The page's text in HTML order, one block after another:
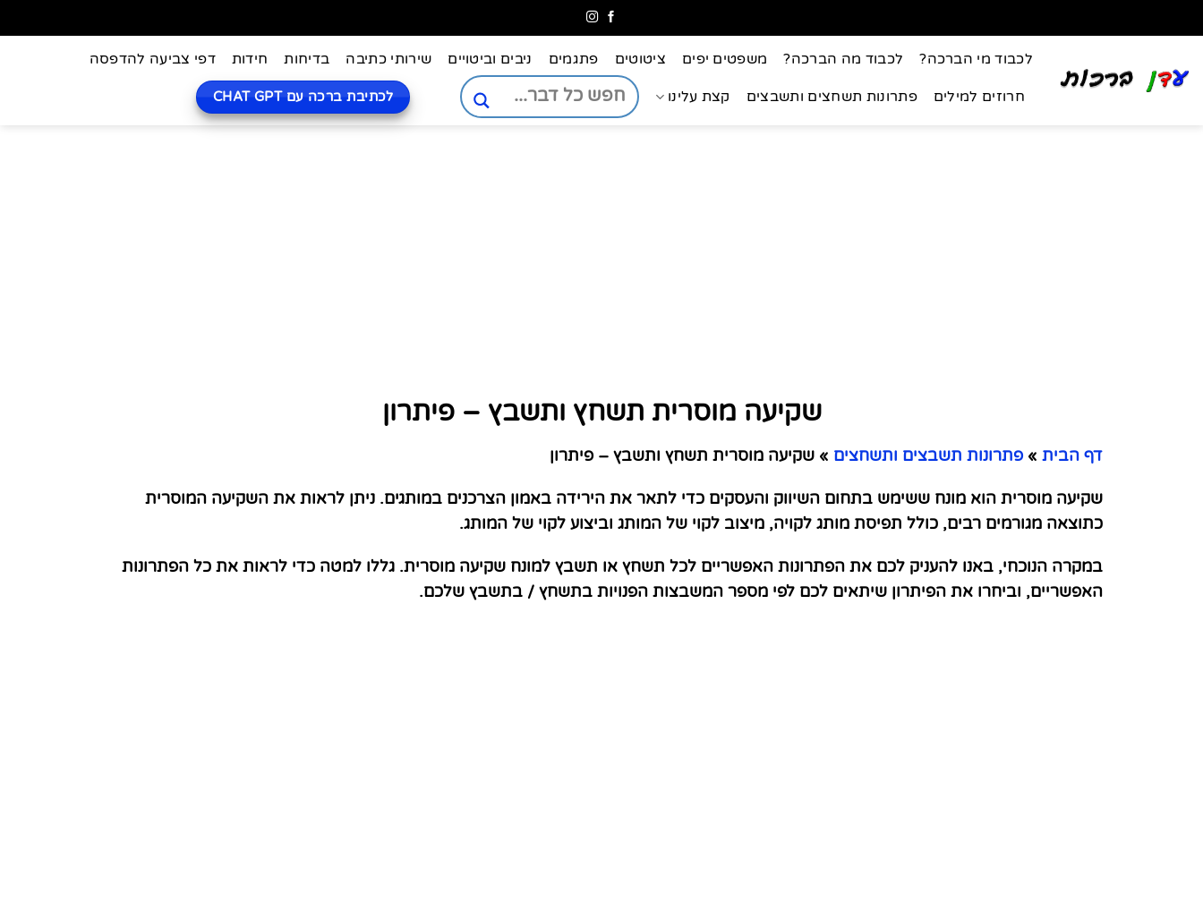
לכבוד מי הברכה? לכבוד מה הברכה? משפטים יפים ציטוטים פתגמים ניבים וביטויים שירותי כתיבה בדיחות חידות דפי צביעה להדפסה
חרוזים למילים פתרונות תשחצים ותשבצים קצת עלינו לכתיבת ברכה עם CHAT GPT
שקיעה מוסרית תשחץ ותשבץ – פיתרון
דף הבית » פתרונות תשבצים ותשחצים » שקיעה מוסרית תשחץ ותשבץ – פיתרון
שקיעה מוסרית הוא מונח ששימש בתחום השיווק והעסקים כדי לתאר את הירידה באמון הצרכנים במותגים. ניתן לראות את השקיעה המוסרית
כתוצאה מגורמים רבים, כולל תפיסת מותג לקויה, מיצוב לקוי של המותג וביצוע לקוי של המותג.
במקרה הנוכחי, באנו להעניק לכם את הפתרונות האפשריים לכל תשחץ או תשבץ למונח שקיעה מוסרית. גללו למטה כדי לראות את כל הפתרונות
האפשריים, וביחרו את הפיתרון שיתאים לכם לפי מספר המשבצות הפנויות בתשחץ / בתשבץ שלכם.